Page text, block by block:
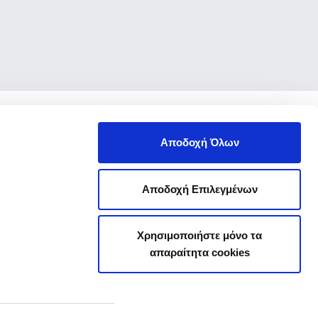
Αποδοχή Όλων
Αποδοχή Επιλεγμένων
Χρησιμοποιήστε μόνο τα
απαραίτητα cookies